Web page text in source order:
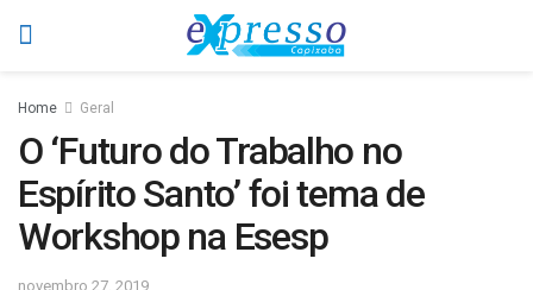
Home Geral
O ‘Futuro do Trabalho no
Espírito Santo’ foi tema de
Workshop na Esesp
novembro 27, 2019